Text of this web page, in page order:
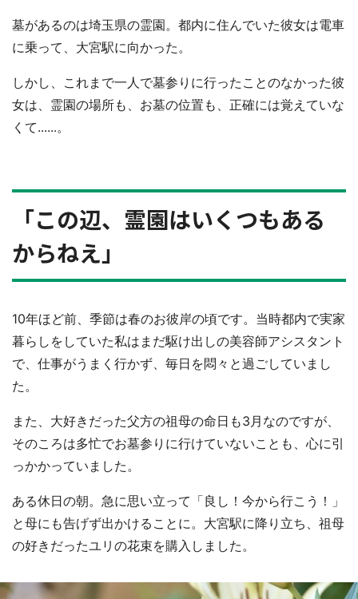
墓があるのは埼玉県の霊園。都内に住んでいた彼女は電車
に乗って、大宮駅に向かった。
しかし、これまで一人で墓参りに行ったことのなかった彼
女は、霊園の場所も、お墓の位置も、正確には覚えていな
くて......。
「この辺、霊園はいくつもある
からねえ」
10年ほど前、季節は春のお彼岸の頃です。当時都内で実家
暮らしをしていた私はまだ駆け出しの美容師アシスタント
で、仕事がうまく行かず、毎日を悶々と過ごしていまし
た。
また、大好きだった父方の祖母の命日も3月なのですが、
そのころは多忙でお墓参りに行けていないことも、心に引
っかかっていました。
ある休日の朝。急に思い立って「良し！今から行こう！」
と母にも告げず出かけることに。大宮駅に降り立ち、祖母
の好きだったユリの花束を購入しました。